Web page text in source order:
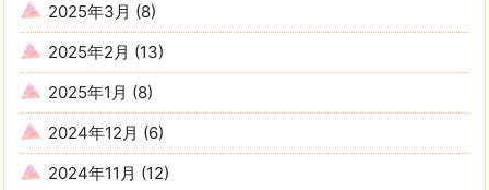
2025年3月 (8)
2025年2月 (13)
2025年1月 (8)
2024年12月 (6)
2024年11月 (12)